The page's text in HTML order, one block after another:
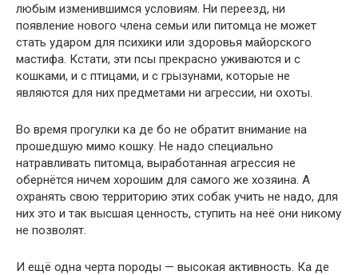
любым изменившимся условиям. Ни переезд, ни
появление нового члена семьи или питомца не может
стать ударом для психики или здоровья майорского
мастифа. Кстати, эти псы прекрасно уживаются и с
кошками, и с птицами, и с грызунами, которые не
являются для них предметами ни агрессии, ни охоты.
Во время прогулки ка де бо не обратит внимание на
прошедшую мимо кошку. Не надо специально
натравливать питомца, выработанная агрессия не
обернётся ничем хорошим для самого же хозяина. А
охранять свою территорию этих собак учить не надо, для
них это и так высшая ценность, ступить на неё они никому
не позволят.
И ещё одна черта породы — высокая активность. Ка де